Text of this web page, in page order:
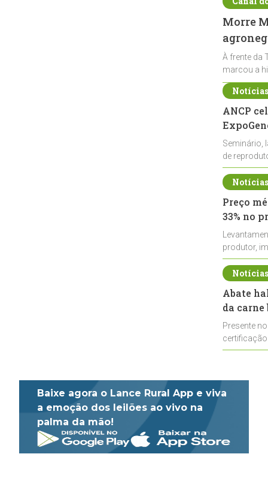
Morre
À frente da
marcou a
ANCP
Seminário,
de
durante a
Preço
33% no
produtor,
de leite cru
Abate
da
Presente
Baixe agora o Lance Rural App e viva
a emoção dos leilões ao vivo na
palma da mão!